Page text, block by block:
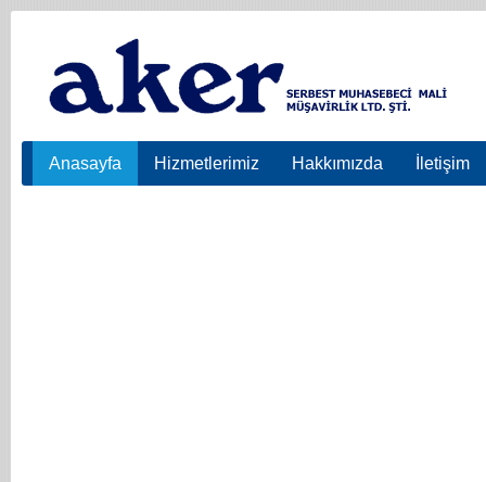
Anasayfa Hizmetlerimiz Hakkımızda İletişim